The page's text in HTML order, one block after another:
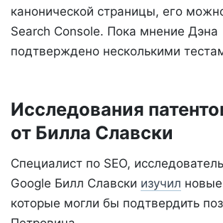
канонической страницы, его
Search Console. Пока мнение Дэна
подтверждено несколькими
Исследования
от Билла Славски
Специалист по SEO,
Google Билл Славски изучил
которые могли бы подтвердить